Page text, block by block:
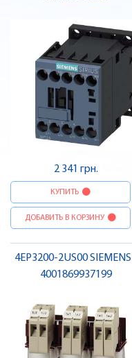
2 341 грн.
КУПИТЬ
ДОБАВИТЬ В КОРЗИНУ
4EP3200-2US00 SIEMENS |
4001869937199